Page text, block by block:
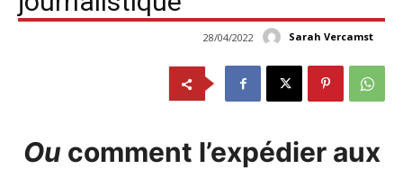
Sarah Vercamst
28/04/2022
Ou comment l’expédier aux